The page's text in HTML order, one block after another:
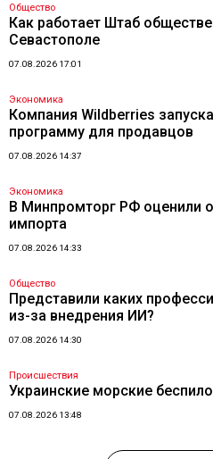
Общество
Как работает Штаб
Севастополе
07.08.2026 17:01
Экономика
Компания Wildberries
программу для продавцов
07.08.2026 14:37
Экономика
В Минпромторг РФ оценили
импорта
07.08.2026 14:33
Общество
Представили каких
из-за внедрения ИИ?
07.08.2026 14:30
Происшествия
Украинские морские
07.08.2026 13:48